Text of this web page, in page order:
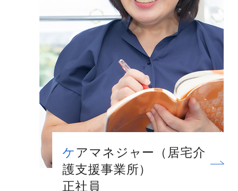
ケアマネジャー（居宅介
護支援事業所）
正社員